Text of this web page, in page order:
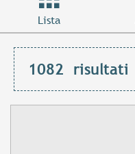
Lista
1082 risultati